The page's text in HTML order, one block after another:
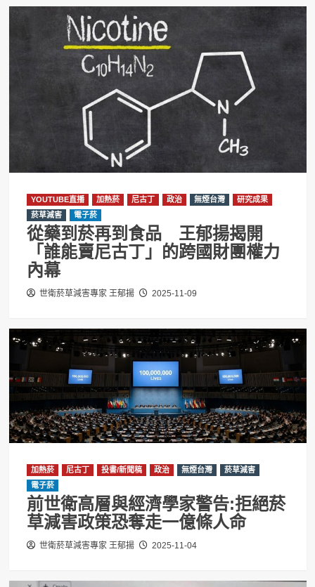
YOUTUBE直播 加熱菸 尼古丁 政治 無煙台灣
研究成果
菸草減害
電子菸
從藥到菸再到食品 王郁揚揭開
「誰能賣尼古丁」的跨國財團權力
內幕
世衛菸草減害專家 王郁揚 2025-11-09
加熱菸 尼古丁 投書/新聞稿 政治 無煙台灣
菸草減害
電子菸
前世衛高層與經濟學家警告:拒絕菸
草減害政策恐奪走一億條人命
世衛菸草減害專家 王郁揚 2025-11-04